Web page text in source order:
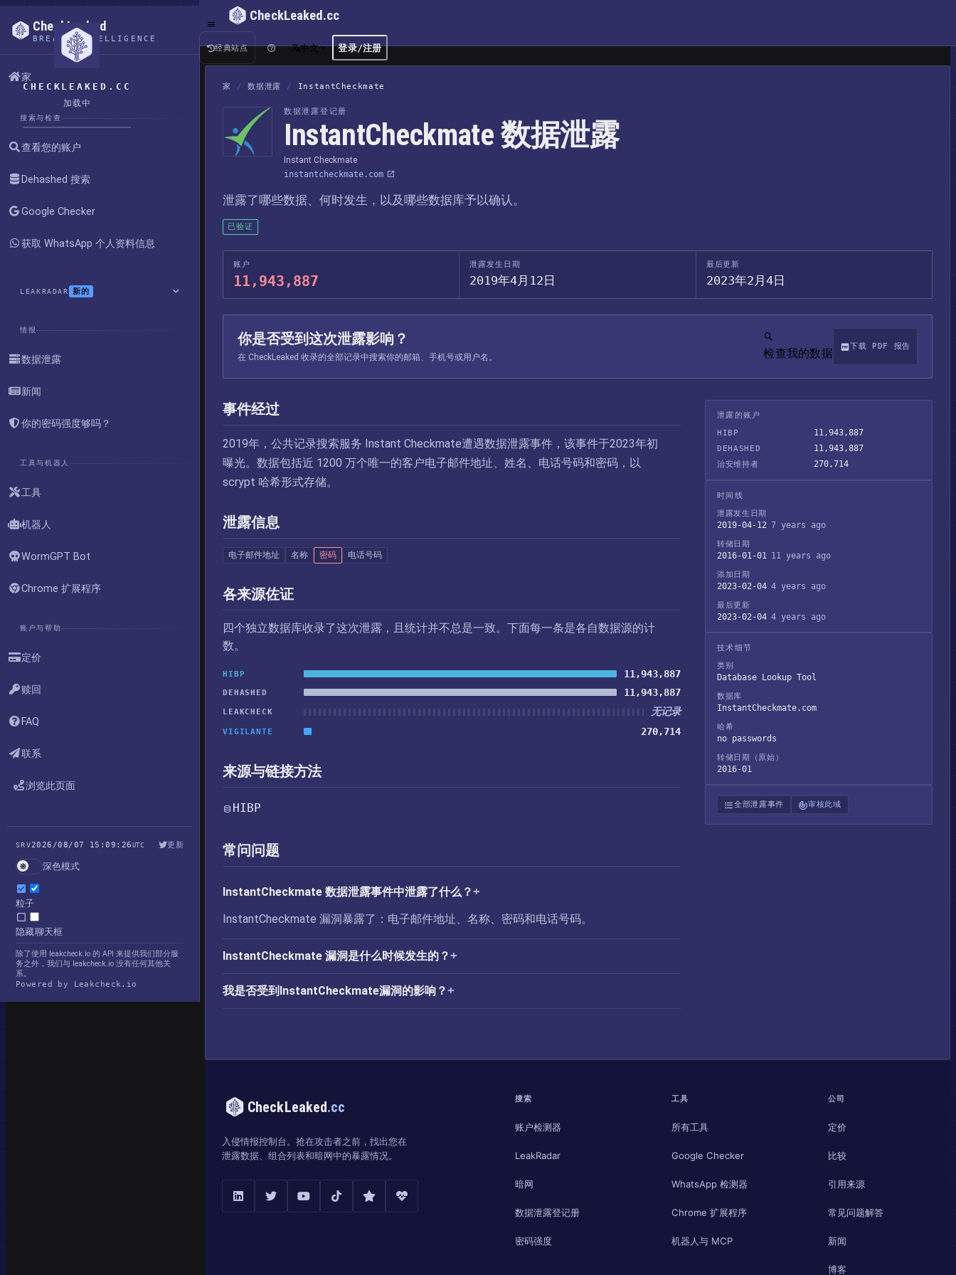
CHECKLEAKED.CC
加载中
CheckLeaked
BREACH INTELLIGENCE
家
搜索与检查
查看您的账户
Dehashed 搜索
Google Checker
获取 WhatsApp 个人资料信息
LEAKRADAR 新的
情报
数据泄露
新闻
你的密码强度够吗？
工具与机器人
工具
机器人
WormGPT Bot
Chrome 扩展程序
账户与帮助
定价
赎回
FAQ
联系
浏览此页面
SRV2026/08/07 15:09:26UTC 更新
深色模式
粒子
隐藏聊天框
除了使用 leakcheck.io 的 API 来提供我们部分服
务之外，我们与 leakcheck.io 没有任何其他关
系。
Powered by Leakcheck.io
CheckLeaked.cc
经典站点 中文 登录/注册
家 / 数据泄露 / InstantCheckmate
数据泄露登记册
InstantCheckmate 数据泄露
Instant Checkmate
instantcheckmate.com
泄露了哪些数据、何时发生，以及哪些数据库予以确认。
已验证
账户
11,943,887
泄露发生日期
2019年4月12日
最后更新
2023年2月4日
你是否受到这次泄露影响？
在 CheckLeaked 收录的全部记录中搜索你的邮箱、手机号或用户名。 检查我的数据
下载 PDF 报告
事件经过
2019年，公共记录搜索服务 Instant Checkmate遭遇数据泄露事件，该事件于2023年初
曝光。数据包括近 1200 万个唯一的客户电子邮件地址、姓名、电话号码和密码，以
scrypt 哈希形式存储。
泄露信息
电子邮件地址 名称 密码 电话号码
各来源佐证
四个独立数据库收录了这次泄露，且统计并不总是一致。下面每一条是各自数据源的计
数。
HIBP 11,943,887
DEHASHED 11,943,887
LEAKCHECK 无记录
VIGILANTE 270,714
来源与链接方法
HIBP
常问问题
InstantCheckmate 数据泄露事件中泄露了什么？
InstantCheckmate 漏洞暴露了：电子邮件地址、名称、密码和电话号码。
InstantCheckmate 漏洞是什么时候发生的？
我是否受到InstantCheckmate漏洞的影响？
泄露的账户
HIBP
11,943,887
DEHASHED 11,943,887
治安维持者 270,714
时间线
泄露发生日期
2019-04-12 7 years ago
转储日期
2016-01-01 11 years ago
添加日期
2023-02-04 4 years ago
最后更新
2023-02-04 4 years ago
技术细节
类别
Database Lookup Tool
数据库
InstantCheckmate.com
哈希
no passwords
转储日期（原始）
2016-01
全部泄露事件 审核此域
CheckLeaked.cc
入侵情报控制台。抢在攻击者之前，找出您在
泄露数据、组合列表和暗网中的暴露情况。
搜索
账户检测器
LeakRadar
暗网
数据泄露登记册
密码强度
工具
所有工具
Google Checker
WhatsApp 检测器
Chrome 扩展程序
机器人与 MCP
公司
定价
比较
引用来源
常见问题解答
新闻
博客